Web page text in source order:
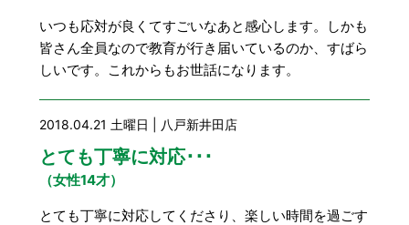
いつも応対が良くてすごいなあと感心します。しかも
皆さん全員なので教育が行き届いているのか、すばら
しいです。これからもお世話になります。
2018.04.21 土曜日 | 八戸新井田店
とても丁寧に対応･･･
（女性14才）
とても丁寧に対応してくださり、楽しい時間を過ごす